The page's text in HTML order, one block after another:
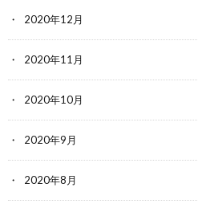
2020年12月
2020年11月
2020年10月
2020年9月
2020年8月